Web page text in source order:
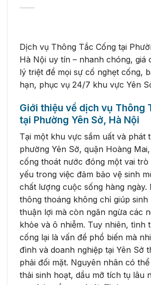
Dịch vụ Thông Tắc Cống tại
Hà Nội uy tín – nhanh chóng, giá
lý triệt để mọi sự cố nghẹt cống,
hạn, phục vụ 24/7 khu vực Yên
Giới thiệu về dịch vụ Thông
tại Phường Yên Sở, Hà Nội
Tại một khu vực sầm uất và phát
phường Yên Sở, quận Hoàng
cống thoát nước đóng một vai trò
yếu trong việc đảm bảo vệ sinh
chất lượng cuộc sống hàng ngày.
thông thoáng không chỉ giúp sinh
thuận lợi mà còn ngăn ngừa các
khỏe và ô nhiễm. Tuy nhiên, tình
cống lại là vấn đề phổ biến mà
đình và doanh nghiệp tại Yên Sở
phải đối mặt. Nguyên nhân có
thải sinh hoạt, dầu mỡ tích tụ lâu